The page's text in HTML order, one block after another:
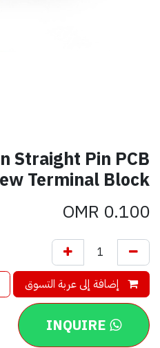
Straight Pin PCB
Terminal Block
0.100
إضافة إلى عربة التسوق
INQUIRE